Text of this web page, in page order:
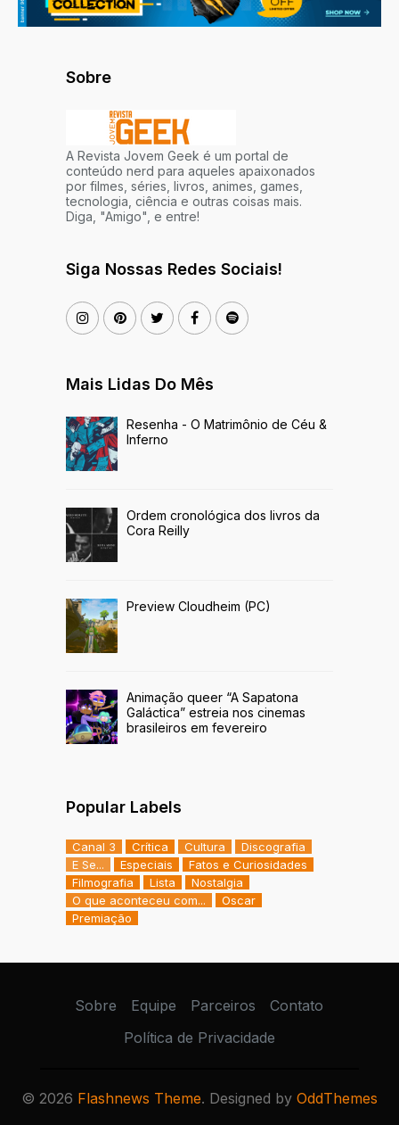
Sobre
A Revista Jovem Geek é um portal de
conteúdo nerd para aqueles apaixonados
por filmes, séries, livros, animes, games,
tecnologia, ciência e outras coisas mais.
Diga, "Amigo", e entre!
Siga Nossas Redes Sociais!
Mais Lidas Do Mês
Resenha - O Matrimônio de Céu &
Inferno
Ordem cronológica dos livros da
Cora Reilly
Preview Cloudheim (PC)
Animação queer “A Sapatona
Galáctica” estreia nos cinemas
brasileiros em fevereiro
Popular Labels
Canal 3 Crítica Cultura
Discografia
E Se...
Especiais
Fatos e Curiosidades
Filmografia
Lista
Nostalgia
O que aconteceu com...
Oscar
Premiação
Sobre Equipe Parceiros
Contato
Política de Privacidade
© 2026 Flashnews Theme. Designed by OddThemes